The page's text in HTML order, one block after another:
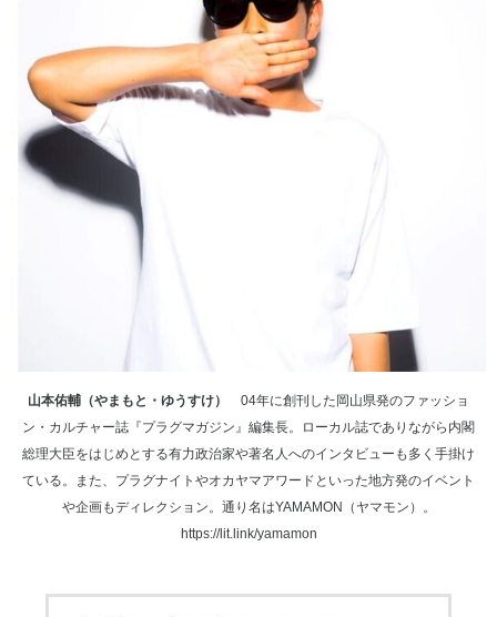
山本佑輔（やまもと・ゆうすけ）
04年に創刊した岡山県発のファッショ
ン・カルチャー誌『プラグマガジン』編集長。ローカル誌でありながら内閣
総理大臣をはじめとする有力政治家や著名人へのインタビューも多く手掛け
ている。また、プラグナイトやオカヤマアワードといった地方発のイベント
や企画もディレクション。通り名はYAMAMON（ヤマモン）。
https://lit.link/yamamon